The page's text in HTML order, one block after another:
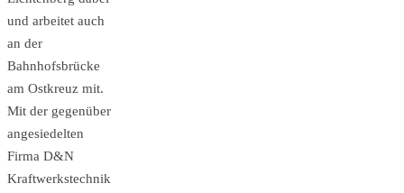
und arbeitet auch
an der
Bahnhofsbrücke
am Ostkreuz mit.
Mit der gegenüber
angesiedelten
Firma D&N
Kraftwerkstechnik